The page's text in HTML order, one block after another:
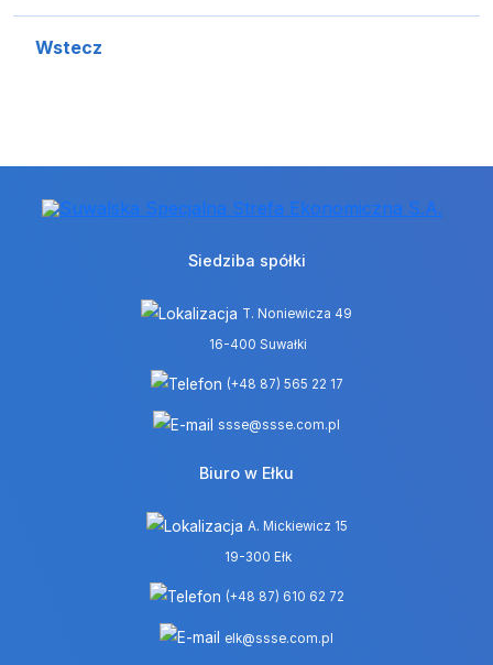
Wstecz
Siedziba spółki
T. Noniewicza 49
16-400 Suwałki
(+48 87) 565 22 17
ssse@ssse.com.pl
Biuro w Ełku
A. Mickiewicz 15
19-300 Ełk
(+48 87) 610 62 72
elk@ssse.com.pl